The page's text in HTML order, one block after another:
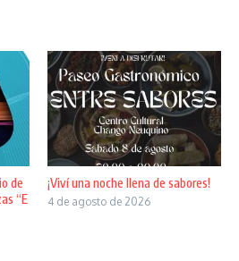
de
“E
¡Viví una noche llena de sabores!
4 de agosto de 2026